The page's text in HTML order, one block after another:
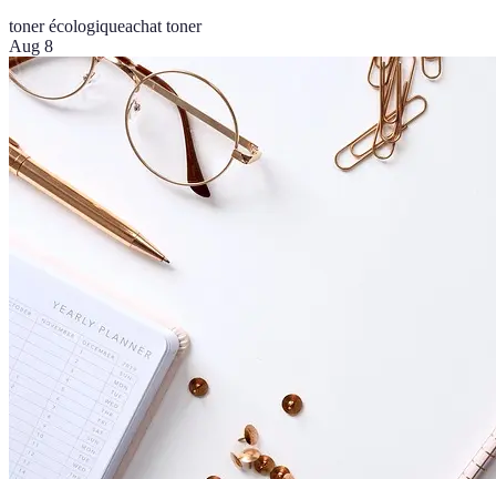
toner écologiqueachat toner
Aug 8